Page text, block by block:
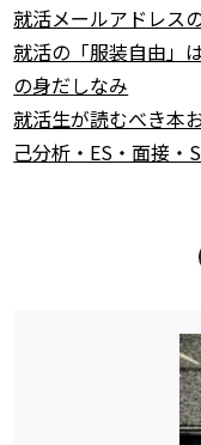
就活メールアドレス
就活の「服装自由」
の身だしなみ
就活生が読むべき本
己分析・ES・面接・